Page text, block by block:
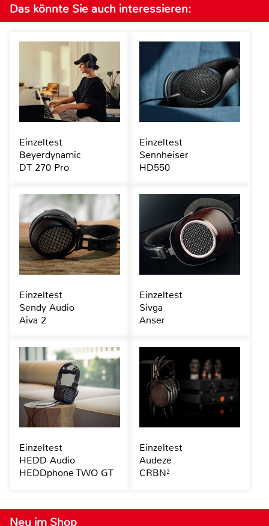
Neu im Shop
Das könnte Sie auch interessieren:
Einzeltest
Beyerdynamic
DT 270 Pro
Einzeltest
Sennheiser
HD550
Einzeltest
Sendy Audio
Aiva 2
Einzeltest
Sivga
Anser
Einzeltest
HEDD Audio
HEDDphone TWO GT
Einzeltest
Audeze
CRBN²